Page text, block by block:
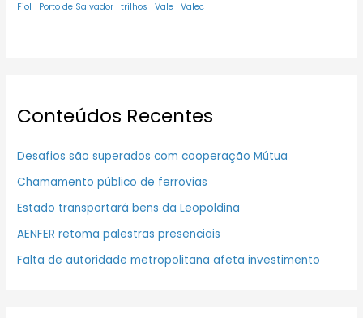
Fiol Porto de Salvador trilhos Vale Valec
Conteúdos Recentes
Desafios são superados com cooperação Mútua
Chamamento público de ferrovias
Estado transportará bens da Leopoldina
AENFER retoma palestras presenciais
Falta de autoridade metropolitana afeta investimento